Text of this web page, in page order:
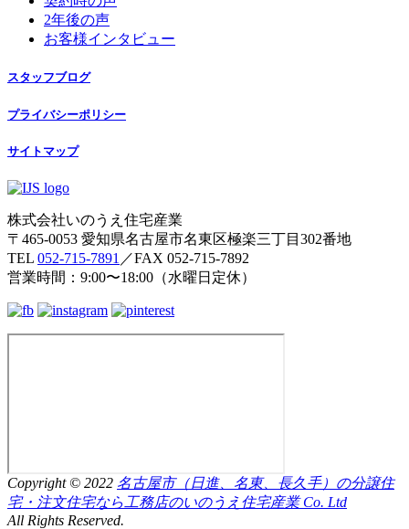
2年後の声
お客様インタビュー
スタッフブログ
プライバシーポリシー
サイトマップ
株式会社いのうえ住宅産業
〒465-0053 愛知県名古屋市名東区極楽三丁目302番地
TEL 052-715-7891 ／FAX 052-715-7892
営業時間：9:00〜18:00（水曜日定休）
Copyright © 2022 名古屋市（日進、名東、長久手）の分譲住
宅・注文住宅なら工務店のいのうえ住宅産業 Co. Ltd
All Rights Reserved.